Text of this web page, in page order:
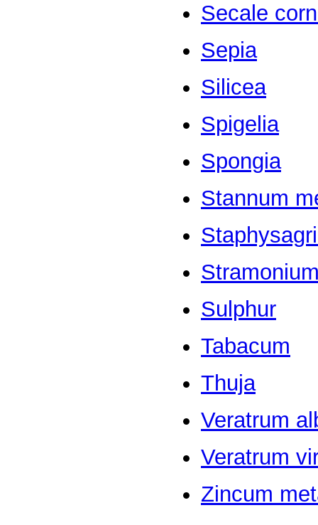
Secale
Sepia
Silicea
Spigelia
Spongia
Stannum
Sulphur
Tabacum
Thuja
Veratrum
Veratrum
Zincum